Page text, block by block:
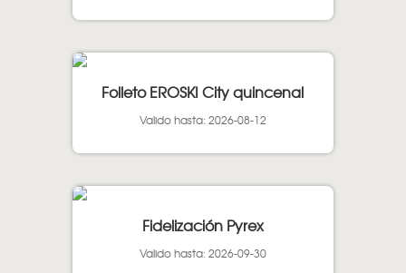
Folleto EROSKI City quincenal
Valido hasta: 2026-08-12
Fidelización Pyrex
Valido hasta: 2026-09-30